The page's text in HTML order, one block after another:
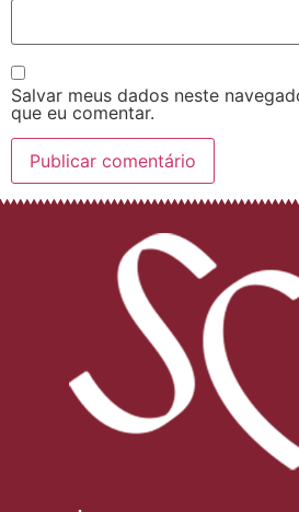
Salvar meus dados neste
que eu comentar.